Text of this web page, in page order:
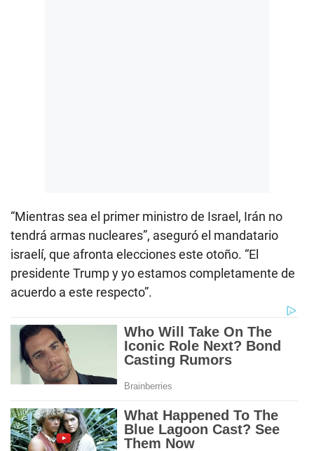
“Mientras sea el primer ministro de Israel, Irán no
tendrá armas nucleares”, aseguró el mandatario
israelí, que afronta elecciones este otoño. “El
presidente Trump y yo estamos completamente de
acuerdo a este respecto”.